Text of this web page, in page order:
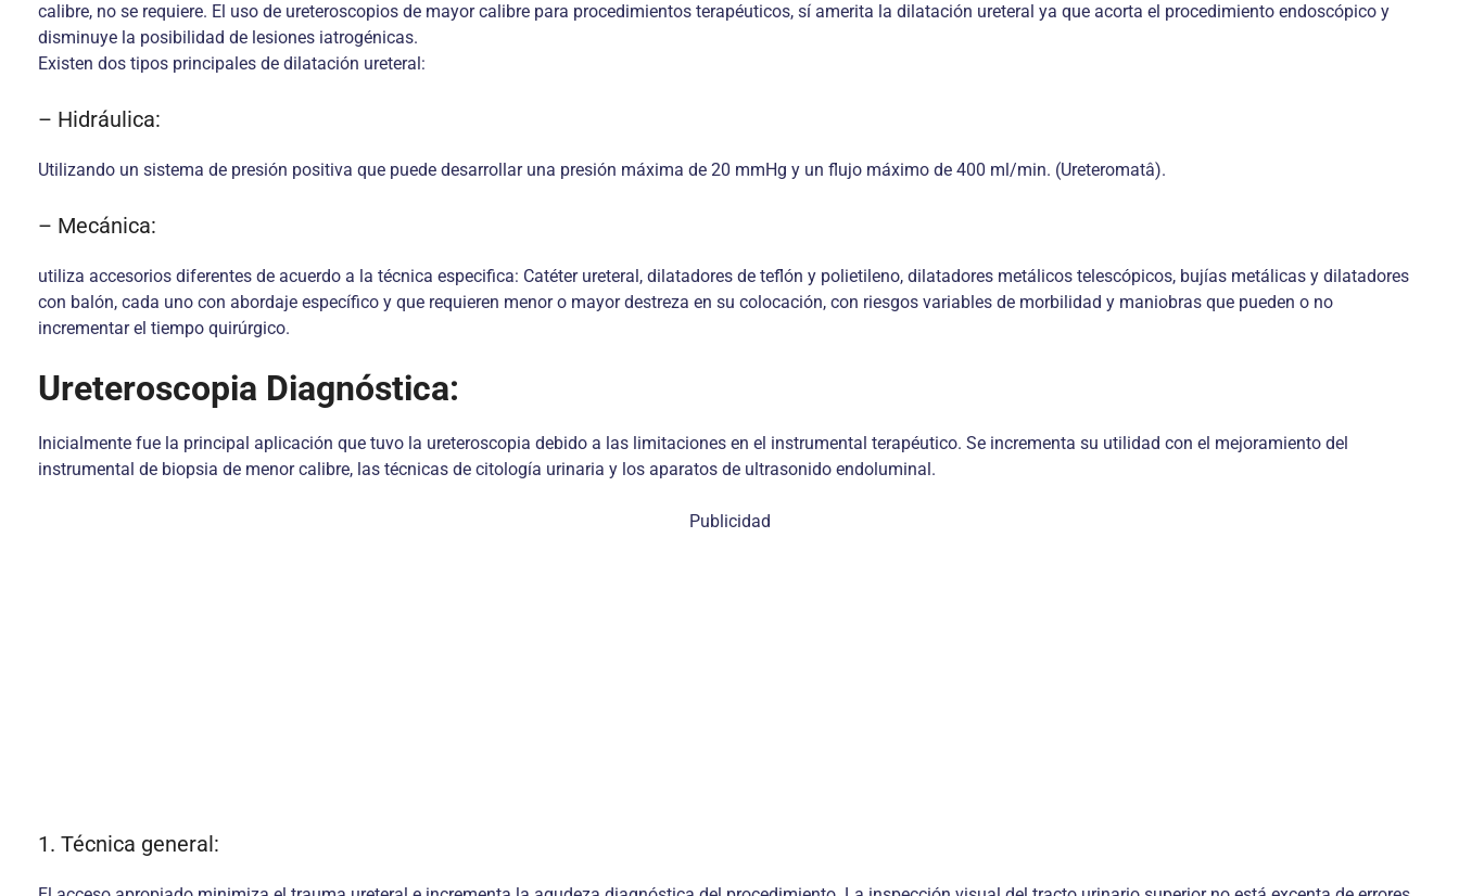
calibre, no se requiere. El uso de ureteroscopios de mayor calibre para procedimientos terapéuticos, sí amerita la dilatación ureteral ya que acorta el procedimiento endoscópico y
disminuye la posibilidad de lesiones iatrogénicas.
Existen dos tipos principales de dilatación ureteral:
– Hidráulica:
Utilizando un sistema de presión positiva que puede desarrollar una presión máxima de 20 mmHg y un flujo máximo de 400 ml/min. (Ureteromatâ).
– Mecánica:
utiliza accesorios diferentes de acuerdo a la técnica especifica: Catéter ureteral, dilatadores de teflón y polietileno, dilatadores metálicos telescópicos, bujías metálicas y dilatadores
con balón, cada uno con abordaje específico y que requieren menor o mayor destreza en su colocación, con riesgos variables de morbilidad y maniobras que pueden o no
incrementar el tiempo quirúrgico.
Ureteroscopia Diagnóstica:
Inicialmente fue la principal aplicación que tuvo la ureteroscopia debido a las limitaciones en el instrumental terapéutico. Se incrementa su utilidad con el mejoramiento del
instrumental de biopsia de menor calibre, las técnicas de citología urinaria y los aparatos de ultrasonido endoluminal.
Publicidad
1. Técnica general: